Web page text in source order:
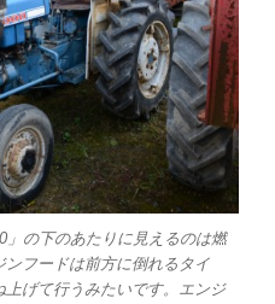
」の下のあたりに見えるのは燃
フードは前方に倒れるタイ
げて行うみたいです。エンジ